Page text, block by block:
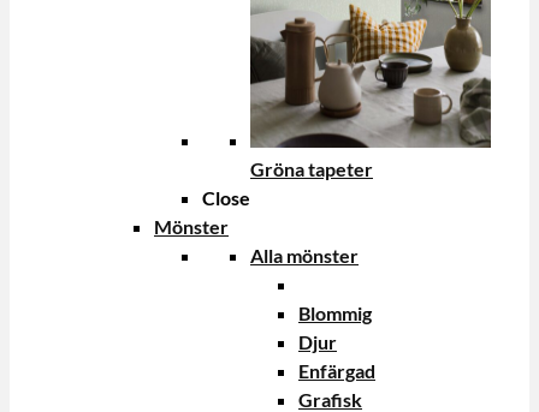
Gröna tapeter
Close
Mönster
Alla mönster
Blommig
Djur
Enfärgad
Grafisk